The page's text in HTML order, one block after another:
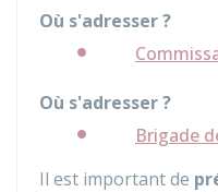
Où s'adresser ?
Où s'adresser ?
Brigade
Il est important de